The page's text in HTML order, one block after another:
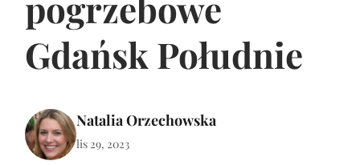
Gdańsk Południe
Natalia Orzechowska
lis 29, 2023